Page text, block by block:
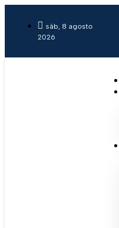
sáb, 8 agosto
2026